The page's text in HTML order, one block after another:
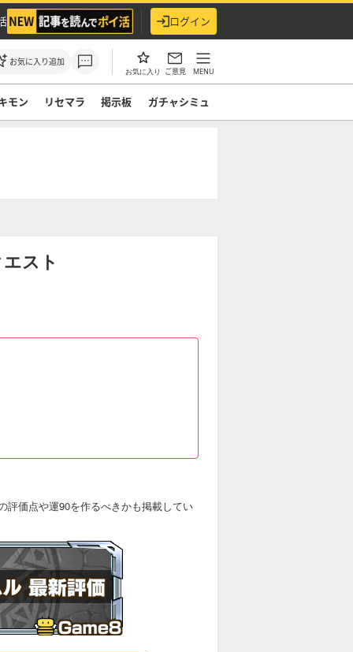
ログイン
お気に入り追加
お気に入り ご意見 MENU
モン リセマラ 掲示板 ガチャシミュ
スト
評価点や運90を作るべきかも掲載してい